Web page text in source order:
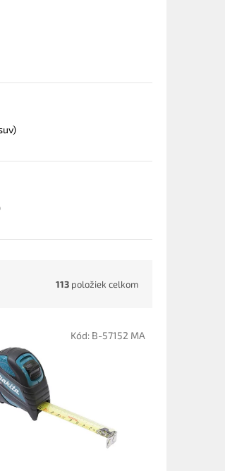
113 položiek celkom
Kód: B-57152 MA